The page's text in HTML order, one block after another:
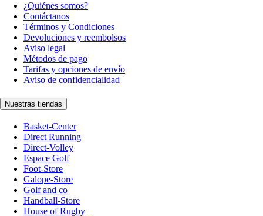
¿Quiénes somos?
Contáctanos
Términos y Condiciones
Devoluciones y reembolsos
Aviso legal
Métodos de pago
Tarifas y opciones de envío
Aviso de confidencialidad
Nuestras tiendas
Basket-Center
Direct Running
Direct-Volley
Espace Golf
Foot-Store
Galope-Store
Golf and co
Handball-Store
House of Rugby